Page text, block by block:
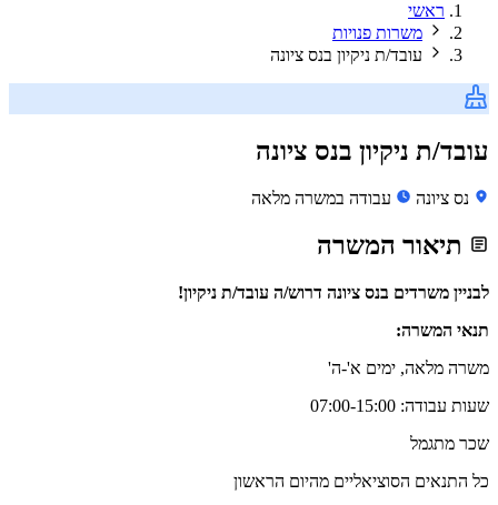
ראשי
משרות פנויות
עובד/ת ניקיון בנס ציונה
עובד/ת ניקיון בנס ציונה
נס ציונה עבודה במשרה מלאה
תיאור המשרה
לבניין משרדים בנס ציונה דרוש/ה עובד/ת ניקיון!
תנאי המשרה:
משרה מלאה, ימים א'-ה'
שעות עבודה: 07:00-15:00
שכר מתגמל
כל התנאים הסוציאליים מהיום הראשון